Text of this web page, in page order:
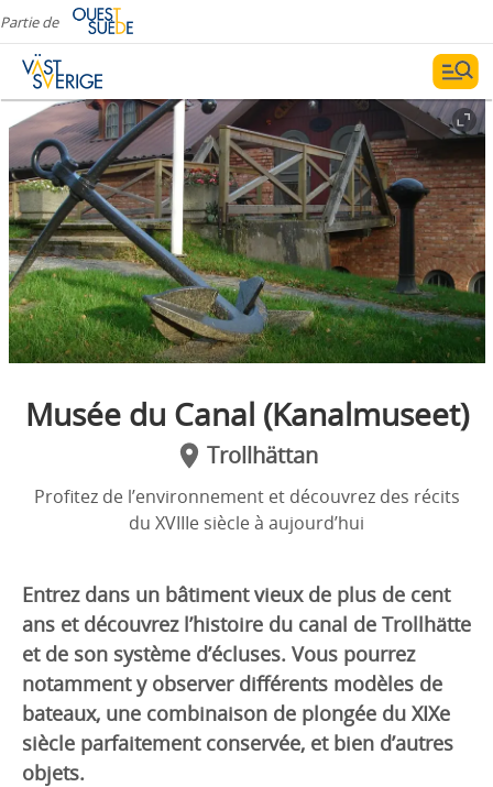
Partie de
Musée du Canal (Kanalmuseet)
Trollhättan
Profitez de l’environnement et découvrez des récits
du XVIIIe siècle à aujourd’hui
Entrez dans un bâtiment vieux de plus de cent
ans et découvrez l’histoire du canal de Trollhätte
et de son système d’écluses. Vous pourrez
notamment y observer différents modèles de
bateaux, une combinaison de plongée du XIXe
siècle parfaitement conservée, et bien d’autres
objets.